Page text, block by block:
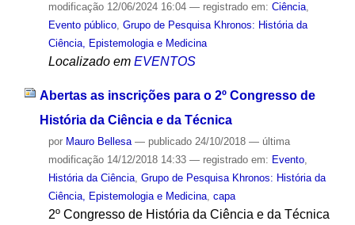
modificação12/06/2024 16:04 — registrado em: Ciência,
Evento público, Grupo de Pesquisa Khronos: História da
Ciência, Epistemologia e Medicina
Localizado em EVENTOS
Abertas as inscrições para o 2º Congresso de
História da Ciência e da Técnica
por Mauro Bellesa — publicado24/10/2018 — última
modificação14/12/2018 14:33 — registrado em: Evento,
História da Ciência, Grupo de Pesquisa Khronos: História da
Ciência, Epistemologia e Medicina, capa
2º Congresso de História da Ciência e da Técnica